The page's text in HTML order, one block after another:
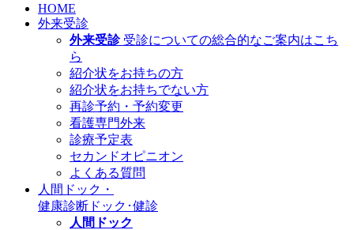
HOME
外来受診
外来受診 受診についての総合的なご案内はこち
ら
紹介状をお持ちの方
紹介状をお持ちでない方
再診予約・予約変更
看護専門外来
診療予定表
セカンドオピニオン
よくある質問
人間ドック・
健康診断 ドック･健診
人間ドック